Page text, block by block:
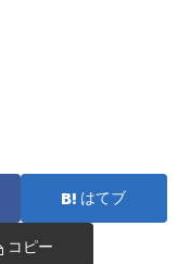
はてブ
コピー